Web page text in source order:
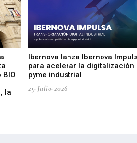
BIO
la
Ibernova lanza Ibernova
para acelerar la digitalización
pyme industrial
29-Julio-2026